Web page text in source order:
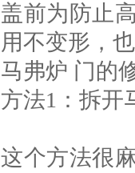
盖前为防止
用不变形，
马弗炉 门的
方法1：拆开
这个方法很